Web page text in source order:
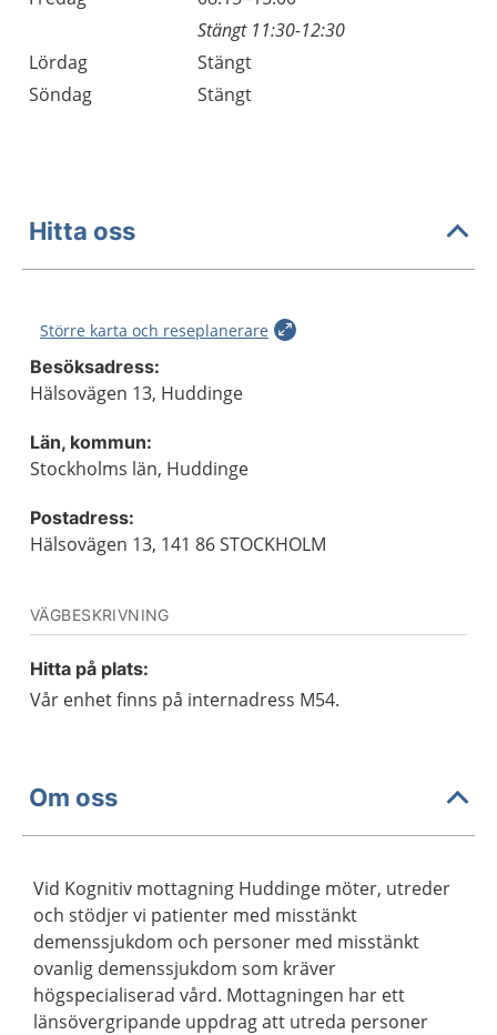
Stängt 11:30-12:30
Lördag
Stängt
Söndag
Stängt
Hitta oss
Större karta och reseplanerare
Besöksadress:
Hälsovägen 13, Huddinge
Län, kommun:
Stockholms län, Huddinge
Postadress:
Hälsovägen 13, 141 86 STOCKHOLM
VÄGBESKRIVNING
Hitta på plats:
Vår enhet finns på internadress M54.
Om oss
Vid Kognitiv mottagning Huddinge möter, utreder
och stödjer vi patienter med misstänkt
demenssjukdom och personer med misstänkt
ovanlig demenssjukdom som kräver
högspecialiserad vård. Mottagningen har ett
länsövergripande uppdrag att utreda personer